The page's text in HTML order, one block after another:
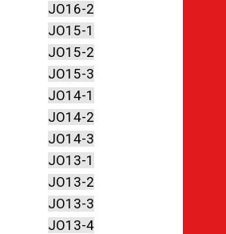
JO16-2
JO15-1
JO15-2
JO15-3
JO14-1
JO14-2
JO14-3
JO13-1
JO13-2
JO13-3
JO13-4